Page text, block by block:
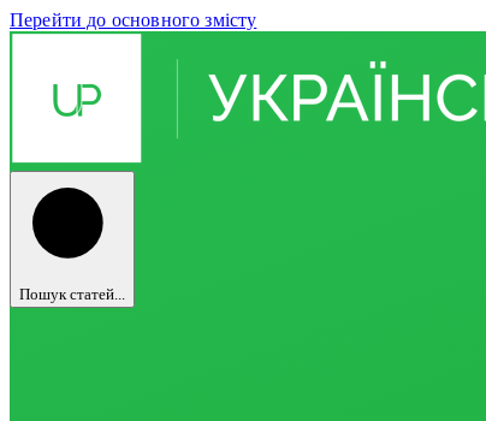
Перейти до основного змісту
Пошук статей...